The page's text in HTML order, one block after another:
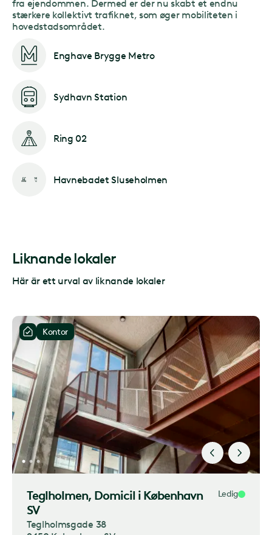
fra ejendommen. Dermed er der nu skabt et endnu
stærkere kollektivt trafiknet, som øger mobiliteten i
hovedstadsområdet.
Enghave Brygge Metro
Sydhavn Station
Ring 02
Havnebadet Sluseholmen
Liknande lokaler
Här är ett urval av liknande lokaler
Kontor
Teglholmen, Domicil i København
SV
Ledig
Teglholmsgade 38